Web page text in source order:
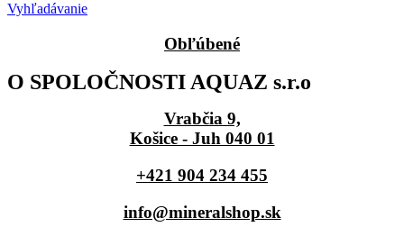
Vyhľadávanie
Obľúbené
O SPOLOČNOSTI AQUAZ s.r.o
Vrabčia 9,
Košice - Juh 040 01
+421 904 234 455
info@mineralshop.sk